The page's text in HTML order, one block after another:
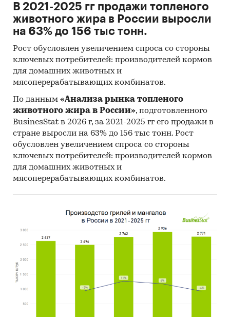
В 2021-2025 гг продажи топленого
животного жира в России выросли
на 63% до 156 тыс тонн.
Рост обусловлен увеличением спроса со стороны
ключевых потребителей: производителей кормов
для домашних животных и
мясоперерабатывающих комбинатов.
По данным «Анализа рынка топленого
животного жира в России», подготовленного
BusinesStat в 2026 г, за 2021-2025 гг его продажи в
стране выросли на 63% до 156 тыс тонн. Рост
обусловлен увеличением спроса со стороны
ключевых потребителей: производителей кормов
для домашних животных и
мясоперерабатывающих комбинатов.